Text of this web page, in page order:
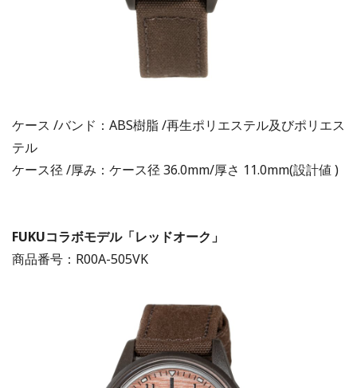
ケース /バンド：ABS樹脂 /再生ポリエステル及びポリエス
テル
ケース径 /厚み：ケース径 36.0mm/厚さ 11.0mm(設計値 )
FUKUコラボモデル「レッドオーク」
商品番号：R00A-505VK